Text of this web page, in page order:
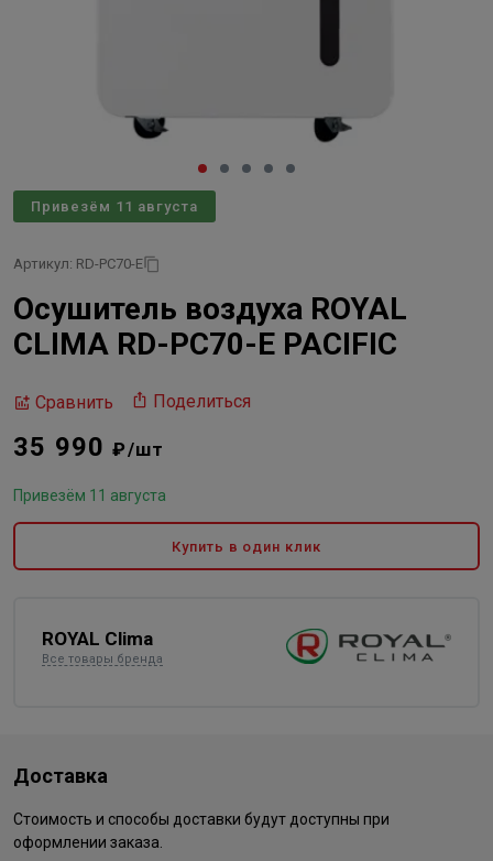
Привезём 11 августа
Артикул: RD-PC70-E
Осушитель воздуха ROYAL
CLIMA RD-PC70-E PACIFIC
Сравнить Поделиться
35 990₽/шт
Привезём 11 августа
Купить в один клик
ROYAL Clima
Все товары бренда
Доставка
Стоимость и способы доставки будут доступны при
оформлении заказа.